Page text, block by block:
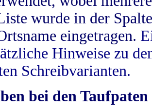
wurde in der
eingetragen.
Hinweise zu
Schreibvarianten.
bei den Taufpaten